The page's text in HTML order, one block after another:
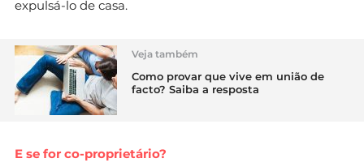
expulsá-lo de casa.
Veja também
Como provar que vive em união de
facto? Saiba a resposta
E se for co-proprietário?